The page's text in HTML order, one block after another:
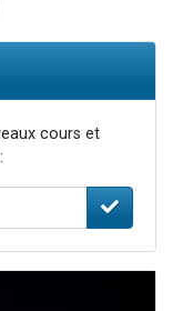
cours et